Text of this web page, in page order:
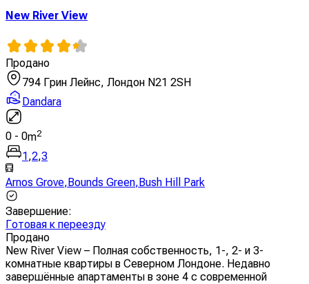
New River View
Продано
794 Грин Лейнс, Лондон N21 2SH
Dandara
0 - 0m2
1,2,3
Arnos Grove,Bounds Green,Bush Hill Park
Завершение:
Готовая к переезду
Продано
New River View – Полная собственность, 1-, 2- и 3-
комнатные квартиры в Северном Лондоне. Недавно
завершённые апартаменты в зоне 4 с современной